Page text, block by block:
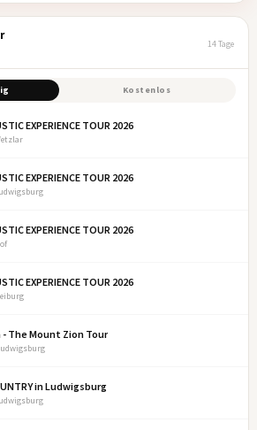
14 Tage
Kostenlos
EXPERIENCE TOUR 2026
EXPERIENCE TOUR 2026
EXPERIENCE TOUR 2026
EXPERIENCE TOUR 2026
The Mount Zion Tour
in Ludwigsburg